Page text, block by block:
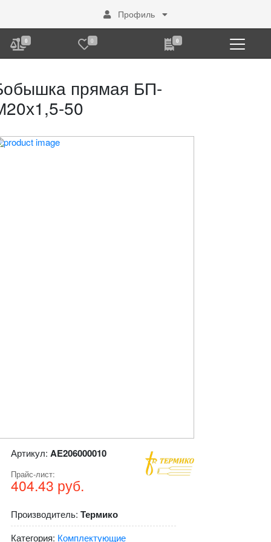
Профиль
0 0 0
прямая БП-
50
Артикул: AE206000010
Прайс-лист:
404.43 руб.
Производитель: Термико
Категория: Комплектующие